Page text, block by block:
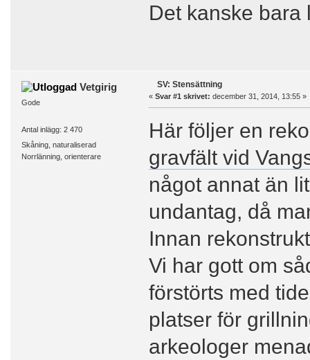
Det kanske bara
Vetgirig
Gode
Antal inlägg: 2 470
Skåning, naturaliserad
Norrlänning, orienterare
SV: Stensättning
« Svar #1 skrivet: december 31, 2014, 13:55 »
Här följer en
gravfält vid
något annat än
undantag, då
Innan
Vi har gott om
förstörts med
platser för
arkeologer